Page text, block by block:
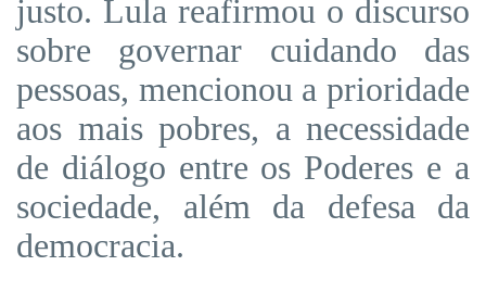
justo. Lula reafirmou o discurso
sobre governar cuidando das
pessoas, mencionou a prioridade
aos mais pobres, a necessidade
de diálogo entre os Poderes e a
sociedade, além da defesa da
democracia.